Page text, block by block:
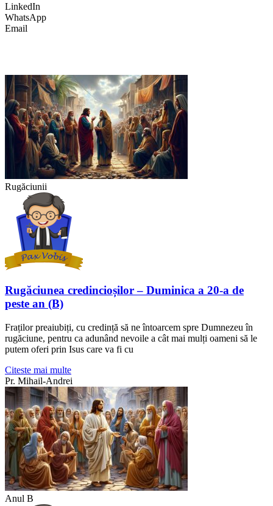
LinkedIn
WhatsApp
Email
Rugăciunii
Rugăciunea credincioșilor – Duminica a 20-a de
peste an (B)
Fraților preaiubiți, cu credință să ne întoarcem spre Dumnezeu în
rugăciune, pentru ca adunând nevoile a cât mai mulți oameni să le
putem oferi prin Isus care va fi cu
Citeste mai multe
Pr. Mihail-Andrei
Anul B